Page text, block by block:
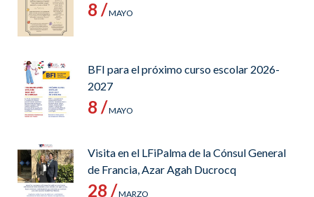
8 /MAYO
BFI para el próximo curso escolar 2026-
2027
8 /MAYO
Visita en el LFiPalma de la Cónsul General
de Francia, Azar Agah Ducrocq
28 /MARZO